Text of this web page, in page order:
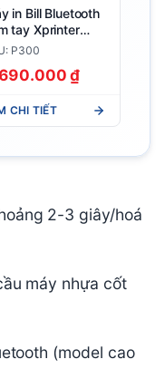
in Bill Bluetooth
tay Xprinter
chính hãng
P300
₫
CHI TIẾT
2-3 giây/hoá
máy nhựa cốt
(model cao